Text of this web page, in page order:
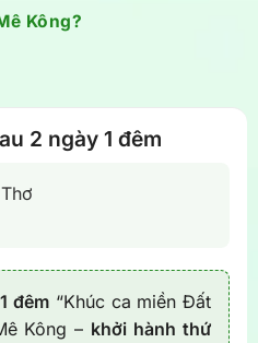
Kông?
2 ngày 1 đêm
đêm“Khúc ca miền Đất
Kông – khởi hành thứ